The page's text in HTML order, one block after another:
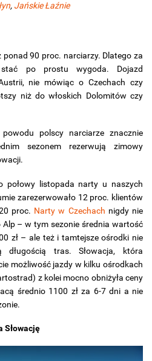
, Jańskie Łaźnie
ponad 90 proc. narciarzy. Dlatego za
po prostu wygoda. Dojazd
nie mówiąc o Czechach czy
niż do włoskich Dolomitów czy
polscy narciarze znacznie
sezonem rezerwują zimowy
połowy listopada narty u naszych
zarezerwowało 12 proc. klientów
proc. Narty w Czechach nigdy nie
Alp – w tym sezonie średnia wartość
zł – ale też i tamtejsze ośrodki nie
tras. Słowacja, która
możliwość jazdy w kilku ośrodkach
z kolei mocno obniżyła ceny
średnio 1100 zł za 6-7 dni a nie
Słowację